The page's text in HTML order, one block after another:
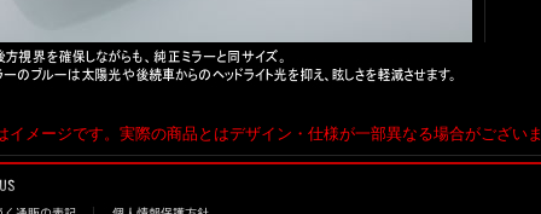
イメージです。実際の商品とはデザイン・仕様が一部異なる場合がござい